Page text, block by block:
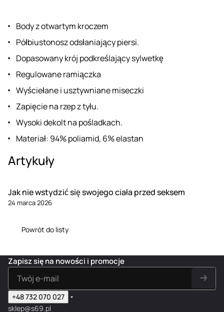
Body z otwartym kroczem
Półbiustonosz odsłaniający piersi.
Dopasowany krój podkreślający sylwetkę
Regulowane ramiączka
Wyściełane i usztywniane miseczki
Zapięcie na rzep z tyłu.
Wysoki dekolt na pośladkach.
Materiał: 94% poliamid, 6% elastan
Artykuły
Jak nie wstydzić się swojego ciała przed seksem
24 marca 2026
Powrót do listy
Zapisz się na nowości i promocje
+48 732 070 027
sklep@s69.pl